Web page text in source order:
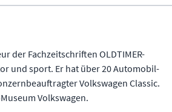
der Fachzeitschriften OLDTIMER-
und sport. Er hat über 20 Automobil-
Volkswagen Classic.
Volkswagen.